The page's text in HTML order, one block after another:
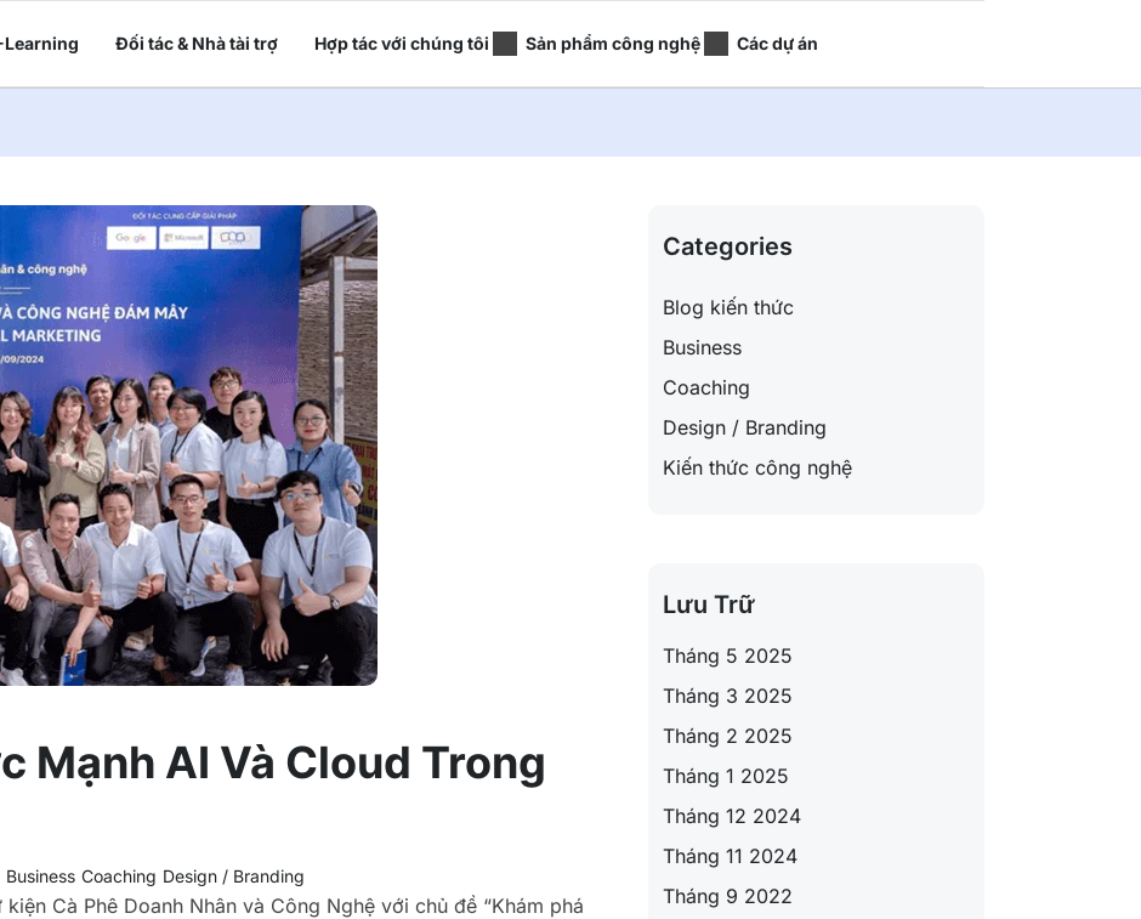
Learning Đối tác & Nhà tài trợ Hợp tác với chúng tôi Sản phẩm công nghệ Các dự án
Mạnh AI Và Cloud Trong
Business Coaching Design / Branding
Cà Phê Doanh Nhân và Công Nghệ với chủ đề “Khám phá
Categories
Blog kiến thức
Business
Coaching
Design / Branding
Kiến thức công nghệ
Lưu Trữ
Tháng 5 2025
Tháng 3 2025
Tháng 2 2025
Tháng 1 2025
Tháng 12 2024
Tháng 11 2024
Tháng 9 2022